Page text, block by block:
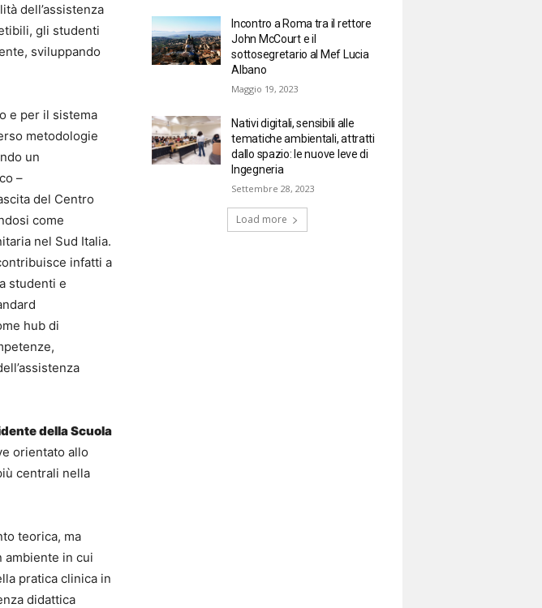
dell’assistenza
gli studenti
sviluppando
e per il sistema
metodologie
un
–
del Centro
come
nel Sud Italia.
infatti a
studenti e
hub di
della Scuola
orientato allo
centrali nella
teorica, ma
ambiente in cui
pratica clinica in
didattica
Incontro a Roma tra il rettore
John McCourt e il
sottosegretario al Mef Lucia
Albano
Maggio 19, 2023
Nativi digitali, sensibili alle
tematiche ambientali, attratti
dallo spazio: le nuove leve di
Ingegneria
Settembre 28, 2023
Load more